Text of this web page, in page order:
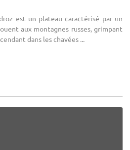
est un plateau caractérisé par un
aux montagnes russes, grimpant
dans les chavées ...